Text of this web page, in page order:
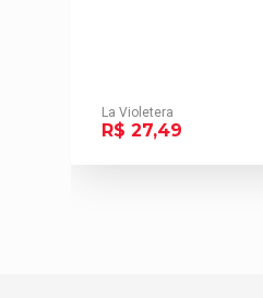
La Violetera
R$ 27,49